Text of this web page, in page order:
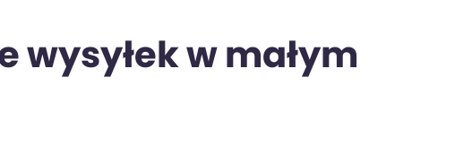
wysyłek w małym